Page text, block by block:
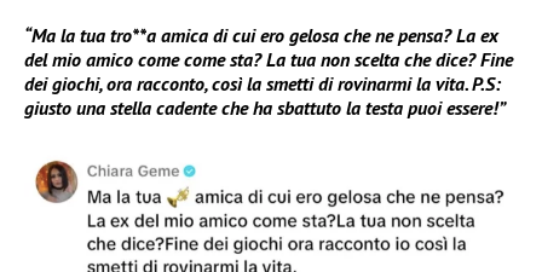
“Ma la tua tro**a amica di cui ero gelosa che ne pensa? La ex
del mio amico come come sta? La tua non scelta che dice? Fine
dei giochi, ora racconto, così la smetti di rovinarmi la vita. P.S:
giusto una stella cadente che ha sbattuto la testa puoi essere!”